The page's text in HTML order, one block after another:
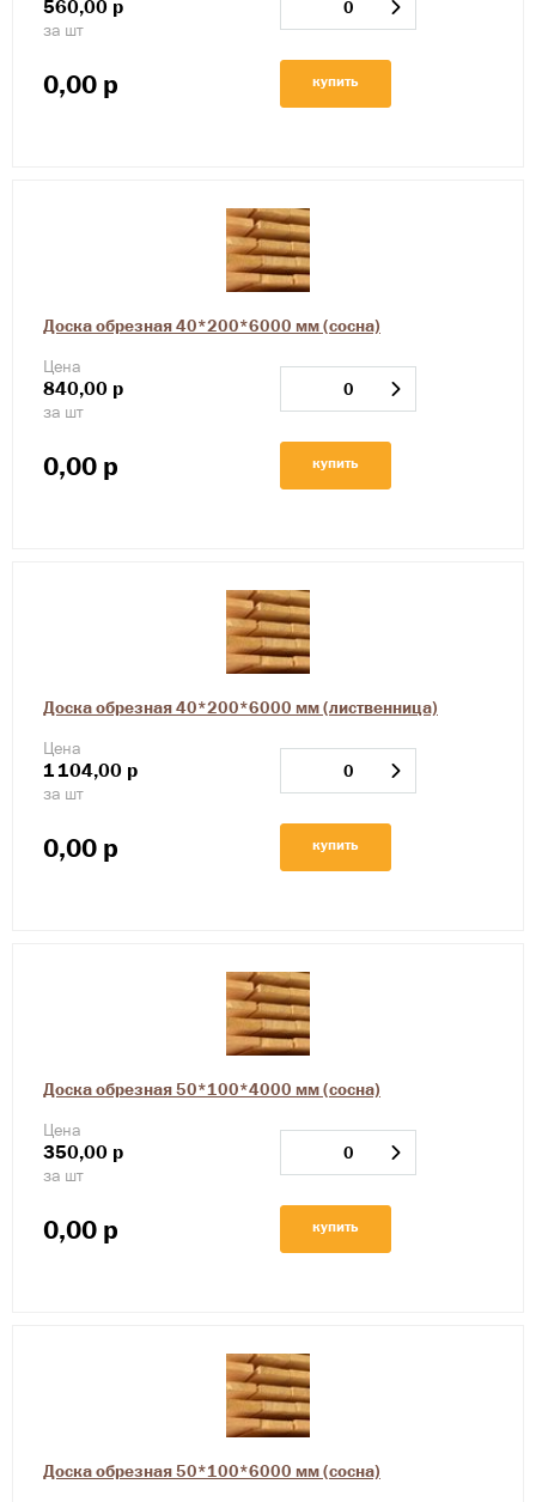
560,00 р
за шт
0,00 р купить
Доска обрезная 40*200*6000 мм (сосна)
Цена
840,00 р
за шт
0,00 р купить
Доска обрезная 40*200*6000 мм (лиственница)
Цена
1104,00 р
за шт
0,00 р купить
Доска обрезная 50*100*4000 мм (сосна)
Цена
350,00 р
за шт
0,00 р купить
Доска обрезная 50*100*6000 мм (сосна)